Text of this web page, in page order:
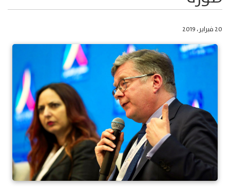
20 فبراير، 2019